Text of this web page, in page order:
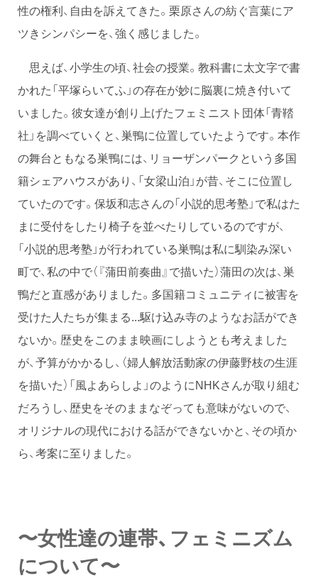
性の権利、自由を訴えてきた。栗原さんの紡ぐ言葉にア
ツきシンパシーを、強く感じました。
思えば、小学生の頃、社会の授業。教科書に太文字で書
かれた「平塚らいてふ」の存在が妙に脳裏に焼き付いて
いました。彼女達が創り上げたフェミニスト団体「青鞜
社」を調べていくと、巣鴨に位置していたようです。本作
の舞台ともなる巣鴨には、リョーザンパークという多国
籍シェアハウスがあり、「女梁山泊」が昔、そこに位置し
ていたのです。保坂和志さんの「小説的思考塾」で私はた
まに受付をしたり椅子を並べたりしているのですが、
「小説的思考塾」が行われている巣鴨は私に馴染み深い
町で、私の中で（『蒲田前奏曲』で描いた）蒲田の次は、巣
鴨だと直感がありました。多国籍コミュニティに被害を
受けた人たちが集まる...駆け込み寺のようなお話ができ
ないか。歴史をこのまま映画にしようとも考えました
が、予算がかかるし、（婦人解放活動家の伊藤野枝の生涯
を描いた）「風よあらしよ」のようにNHKさんが取り組む
だろうし、歴史をそのままなぞっても意味がないので、
オリジナルの現代における話ができないかと、その頃か
ら、考案に至りました。
〜女性達の連帯、フェミニズム
について〜